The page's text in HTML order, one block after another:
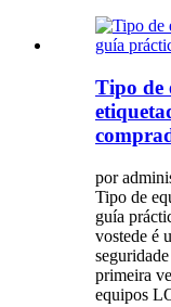
Tipo de
por
Tipo de
guía
vostede é
primeira
equipos